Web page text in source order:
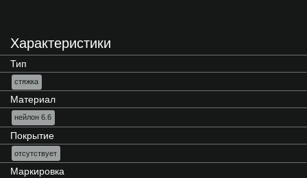
Характеристики
Тип
стяжка
Материал
нейлон 6.6
Покрытие
отсутствует
Маркировка